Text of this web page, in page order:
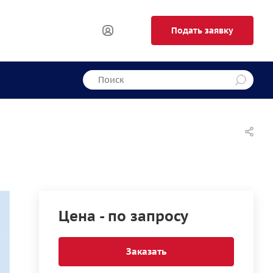
Подать заявку
Цена - по запросу
Заказать